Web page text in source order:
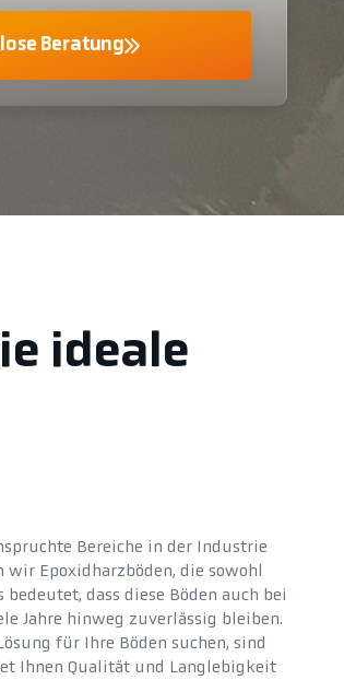
Beratung
ideale
Bereiche in der Industrie
wir Epoxidharzböden, die sowohl
dass diese Böden auch bei
Jahre hinweg zuverlässig bleiben.
für Ihre Böden suchen, sind
Ihnen Qualität und Langlebigkeit